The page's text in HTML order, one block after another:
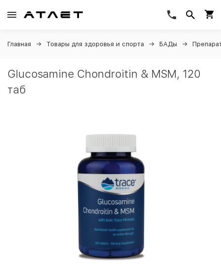
Главная Товары для здоровья и спорта БАДы
Glucosamine Chondroitin & MSM, 120
таб